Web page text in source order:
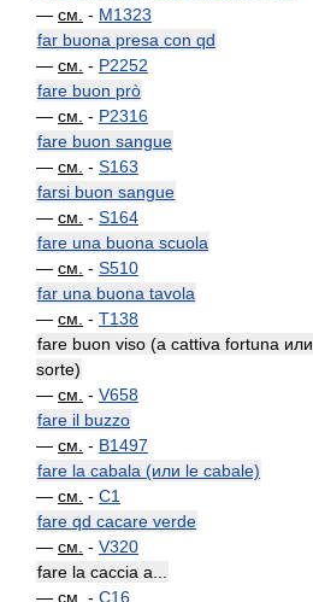
— см. - M1323
far buona presa con qd
— см. - P2252
fare buon prò
— см. - P2316
fare buon sangue
— см. - S163
farsi buon sangue
— см. - S164
fare una buona scuola
— см. - S510
far una buona tavola
— см. - T138
fare buon viso (a cattiva fortuna
sorte)
— см. - V658
fare il buzzo
— см. - B1497
fare la cabala (или le cabale)
— см. - C1
fare qd cacare verde
— см. - V320
fare la caccia a...
— см. - C16